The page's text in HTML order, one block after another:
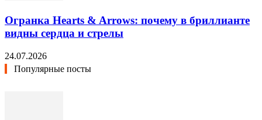
Огранка Hearts & Arrows: почему в бриллианте
видны сердца и стрелы
24.07.2026
Популярные посты